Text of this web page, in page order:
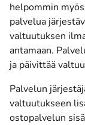
helpommin
palvelua
valtuutuksen
antamaan.
ja päivittää
Palvelun
valtuutukseen
ostopalvelun